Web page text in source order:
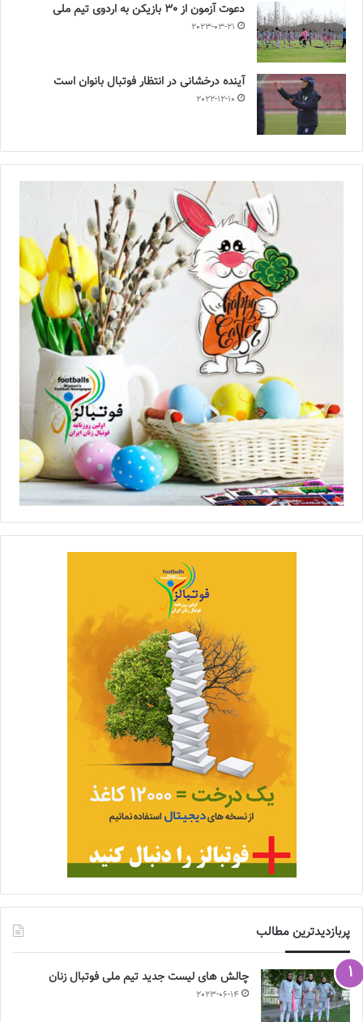
دعوت آزمون از 30 بازیکن به اردوی تیم ملی
2023-03-21
آینده درخشانی در انتظار فوتبال بانوان است
2022-12-10
پربازدیدترین مطالب
چالش هاى ليست جدید تيم ملى فوتبال زنان
2023-06-14